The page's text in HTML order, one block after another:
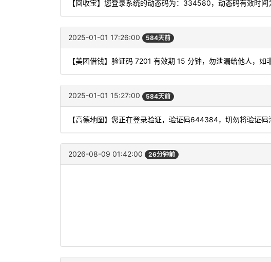
【回收宝】您登录系统的动态码为：334580，动态码有效时间
2025-01-01 17:26:00 584天前
【美团借钱】验证码 7201 有效期 15 分钟，勿泄漏给他人，如
2025-01-01 15:27:00 584天前
【高德地图】您正在登录验证，验证码644384，切勿将验证码
2026-08-09 01:42:00 26分钟前